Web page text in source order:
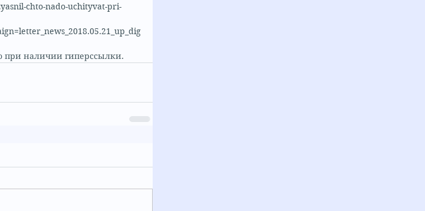
chto-nado-uchityvat-pri-
при наличии гиперссылки.